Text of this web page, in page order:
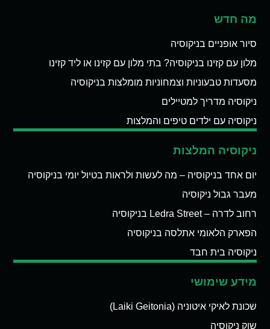
מה חדש
סיור אופניים בניקוסיה
מלון עם קזינו בניקוסיה? בתי מלון עם קזינו או ליד קזינו
מסעדות טבעוניות וצמחוניות מומלצות בניקוסיה
ניקוסיה מדריך למטיילים
ניקוסיה עם ילדים טיפים והמלצות
ניקוסיה המלצות
יום אחד בניקוסיה – מה לעשות ולראות בטיול יומי בניקוסיה
מעבר גבול ניקוסיה
רחוב לדרה – Ledra Street בניקוסיה
הפארק הלאומי אתלסה בניקוסיה
ניקוסיה בית חבד
מידע שימושי
שכונת לאיקי איטוניה (Laiki Geitonia)
שוק ניקוסיה